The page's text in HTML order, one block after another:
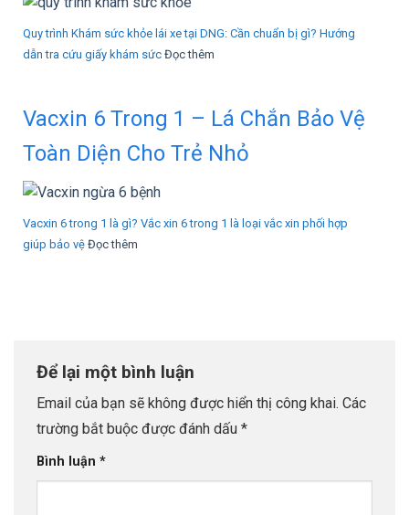
Quy trình Khám sức khỏe lái xe tại DNG: Cần chuẩn bị gì? Hướng
dẫn tra cứu giấy khám sức Đọc thêm
Vacxin 6 Trong 1 – Lá Chắn Bảo Vệ
Toàn Diện Cho Trẻ Nhỏ
Vacxin 6 trong 1 là gì? Vắc xin 6 trong 1 là loại vắc xin phối hợp
giúp bảo vệ Đọc thêm
Để lại một bình luận
Email của bạn sẽ không được hiển thị công khai. Các
trường bắt buộc được đánh dấu *
Bình luận *